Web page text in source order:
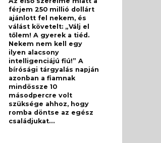
férjem 250 millió dollárt
ajánlott fel nekem, és
válást követelt: „Válj el
tőlem! A gyerek a tiéd.
Nekem nem kell egy
ilyen alacsony
intelligenciájú fiú!” A
bírósági tárgyalás napján
azonban a fiamnak
mindössze 10
másodpercre volt
szüksége ahhoz, hogy
romba döntse az egész
családjukat…